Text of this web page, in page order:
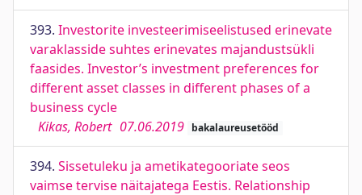
393. Investorite investeerimiseelistused erinevate
varaklasside suhtes erinevates majandustsükli
faasides. Investor’s investment preferences for
different asset classes in different phases of a
business cycle
Kikas, Robert 07.06.2019 bakalaureusetööd
394. Sissetuleku ja ametikategooriate seos
vaimse tervise näitajatega Eestis. Relationship